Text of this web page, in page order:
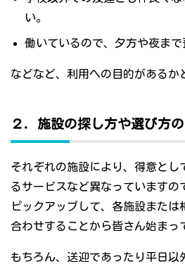
い。
働いているので、夕方や夜まで
などなど、利用への目的があるか
２．施設の探し方や選び方
それぞれの施設により、得意とし
るサービスなど異なっていますの
ピックアップして、各施設または
合わせすることから皆さん始まっ
もちろん、送迎であったり平日以